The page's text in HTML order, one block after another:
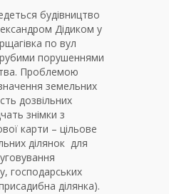
будівництво
Дідиком у
по вул
порушеннями
Проблемою
земельних
дозвільних
знімки з
карти – цільове
ділянок для
господарських
ділянка).